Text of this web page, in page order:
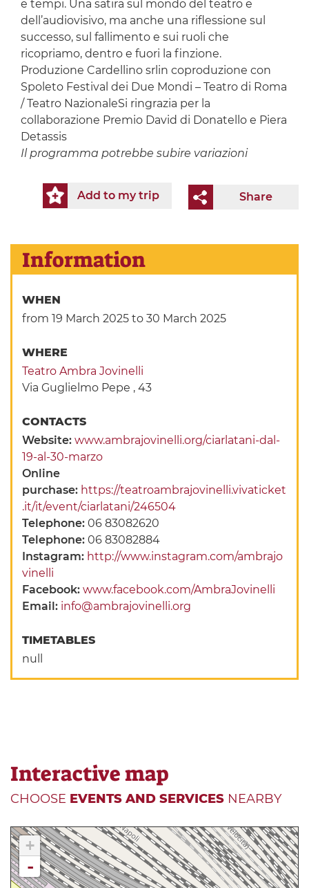
e tempi. Una satira sul mondo del teatro e
dell’audiovisivo, ma anche una riflessione sul
successo, sul fallimento e sui ruoli che
ricopriamo, dentro e fuori la finzione.
Produzione Cardellino srlin coproduzione con
Spoleto Festival dei Due Mondi – Teatro di Roma
/ Teatro NazionaleSi ringrazia per la
collaborazione Premio David di Donatello e Piera
Detassis
Il programma potrebbe subire variazioni
Share
Add to my trip
Information
WHEN
from 19 March 2025 to 30 March 2025
WHERE
Teatro Ambra Jovinelli
Via Guglielmo Pepe , 43
CONTACTS
Website:www.ambrajovinelli.org/ciarlatani-dal-
19-al-30-marzo
Online
purchase: https://teatroambrajovinelli.vivaticket
.it/it/event/ciarlatani/246504
Telephone:06 83082620
Telephone:06 83082884
Instagram: http://www.instagram.com/ambrajo
vinelli
Facebook:www.facebook.com/AmbraJovinelli
Email: info@ambrajovinelli.org
TIMETABLES
null
Interactive map
CHOOSE EVENTS AND SERVICES NEARBY
+
-